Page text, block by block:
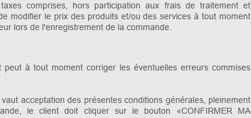
comprises, hors participation aux frais de traitement et
modifier le prix des produits et/ou des services à tout moment
lors de l'enregistrement de la commande.
à tout moment corriger les éventuelles erreurs commises
acceptation des présentes conditions générales, pleinement
le client doit cliquer sur le bouton «CONFIRMER MA